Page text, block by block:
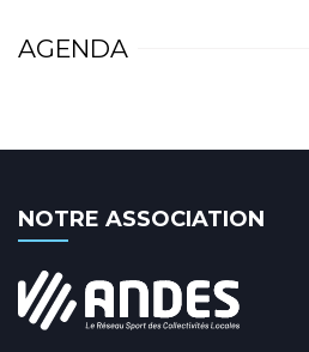
AGENDA
NOTRE ASSOCIATION